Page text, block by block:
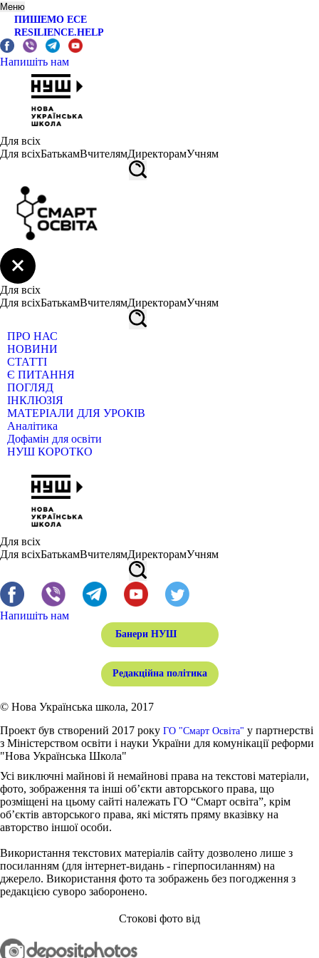
Меню
ПИШЕМО ЕСЕ
RESILIENCE.HELP
Напишіть нам
Для всіх
Для всіхБатькамВчителямДиректорамУчням
Для всіх
Для всіхБатькамВчителямДиректорамУчням
ПРО НАС
НОВИНИ
СТАТТІ
Є ПИТАННЯ
ПОГЛЯД
ІНКЛЮЗІЯ
МАТЕРІАЛИ ДЛЯ УРОКІВ
Аналітика
Дофамін для освіти
НУШ КОРОТКО
Для всіх
Для всіхБатькамВчителямДиректорамУчням
Напишіть нам
Банери НУШ
Редакційна політика
© Нова Українська школа, 2017
Проект був створений 2017 року ГО "Смарт Освіта" у партнерстві
з Міністерством освіти і науки України для комунікації реформи
"Нова Українська Школа"
Усі виключні майнові й немайнові права на текстові матеріали,
фото, зображення та інші об’єкти авторського права, що
розміщені на цьому сайті належать ГО “Смарт освіта”, крім
об’єктів авторського права, які містять пряму вказівку на
авторство іншої особи.
Використання текстових матеріалів сайту дозволено лише з
посиланням (для інтернет-видань - гіперпосиланням) на
джерело. Використання фото та зображень без погодження з
редакцією суворо заборонено.
Стокові фото від